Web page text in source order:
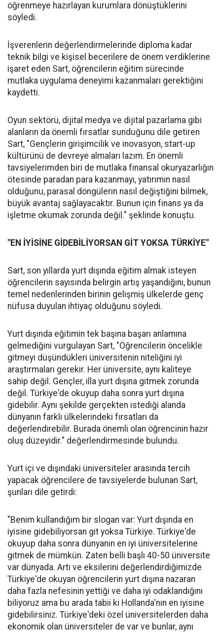
öğrenmeye hazırlayan kurumlara dönüştüklerini
söyledi.
İşverenlerin değerlendirmelerinde diploma kadar
teknik bilgi ve kişisel becerilere de önem verdiklerine
işaret eden Sart, öğrencilerin eğitim sürecinde
mutlaka uygulama deneyimi kazanmaları gerektiğini
kaydetti.
Oyun sektörü, dijital medya ve dijital pazarlama gibi
alanların da önemli fırsatlar sunduğunu dile getiren
Sart, "Gençlerin girişimcilik ve inovasyon, start-up
kültürünü de devreye almaları lazım. En önemli
tavsiyelerimden biri de mutlaka finansal okuryazarlığın
ötesinde paradan para kazanmayı, yatırımın nasıl
olduğunu, parasal döngülerin nasıl değiştiğini bilmek,
büyük avantaj sağlayacaktır. Bunun için finans ya da
işletme okumak zorunda değil." şeklinde konuştu.
"EN İYİSİNE GİDEBİLİYORSAN GİT YOKSA TÜRKİYE"
Sart, son yıllarda yurt dışında eğitim almak isteyen
öğrencilerin sayısında belirgin artış yaşandığını, bunun
temel nedenlerinden birinin gelişmiş ülkelerde genç
nüfusa duyulan ihtiyaç olduğunu söyledi.
Yurt dışında eğitimin tek başına başarı anlamına
gelmediğini vurgulayan Sart, "Öğrencilerin öncelikle
gitmeyi düşündükleri üniversitenin niteliğini iyi
araştırmaları gerekir. Her üniversite, aynı kaliteye
sahip değil. Gençler, illa yurt dışına gitmek zorunda
değil. Türkiye'de okuyup daha sonra yurt dışına
gidebilir. Aynı şekilde gerçekten istediği alanda
dünyanın farklı ülkelerindeki fırsatları da
değerlendirebilir. Burada önemli olan öğrencinin hazır
oluş düzeyidir." değerlendirmesinde bulundu.
Yurt içi ve dışındaki üniversiteler arasında tercih
yapacak öğrencilere de tavsiyelerde bulunan Sart,
şunları dile getirdi:
"Benim kullandığım bir slogan var: Yurt dışında en
iyisine gidebiliyorsan git yoksa Türkiye. Türkiye'de
okuyup daha sonra dünyanın en iyi üniversitelerine
gitmek de mümkün. Zaten belli başlı 40-50 üniversite
var dünyada. Artı ve eksilerini değerlendirdiğimizde
Türkiye'de okuyan öğrencilerin yurt dışına nazaran
daha fazla nefesinin yettiği ve daha iyi odaklandığını
biliyoruz ama bu arada tabii ki Hollanda'nın en iyisine
gidebilirsiniz. Türkiye'deki özel üniversitelerden daha
ekonomik olan üniversiteler de var ve bunlar, aynı